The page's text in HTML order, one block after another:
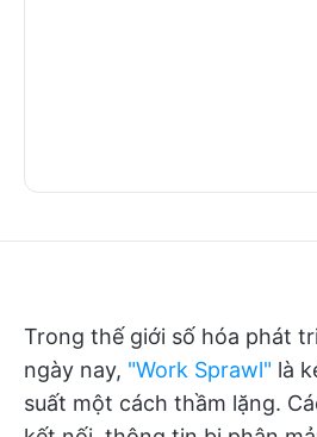
Trong thế giới số hóa phát
ngày nay, "Work Sprawl" là
suất một cách thầm lặng.